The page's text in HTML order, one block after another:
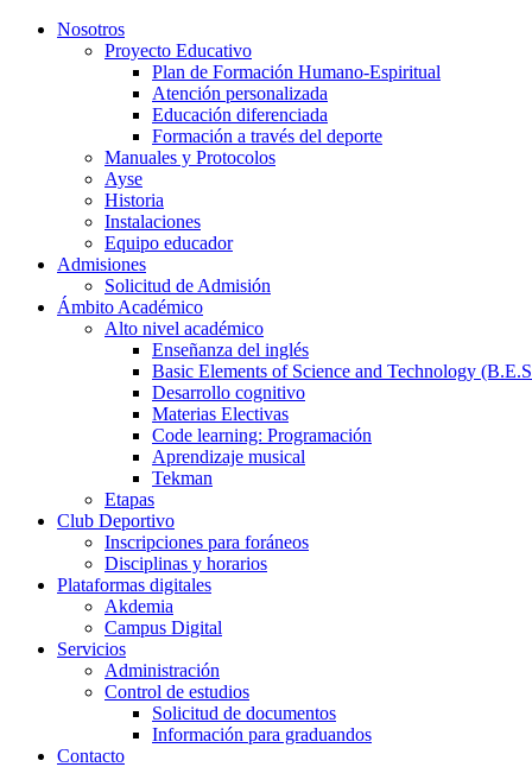
Nosotros
Proyecto Educativo
Plan de Formación Humano-Espiritual
Atención personalizada
Educación diferenciada
Formación a través del deporte
Manuales y Protocolos
Ayse
Historia
Instalaciones
Equipo educador
Admisiones
Solicitud de Admisión
Ámbito Académico
Alto nivel académico
Enseñanza del inglés
Basic Elements of Science and Technology
Desarrollo cognitivo
Materias Electivas
Code learning: Programación
Aprendizaje musical
Tekman
Etapas
Club Deportivo
Inscripciones para foráneos
Disciplinas y horarios
Plataformas digitales
Akdemia
Campus Digital
Servicios
Administración
Control de estudios
Solicitud de documentos
Información para graduandos
Contacto